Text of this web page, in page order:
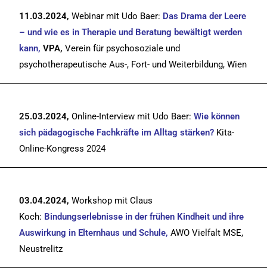
11.03.2024, Webinar mit Udo Baer: Das Drama der Leere
– und wie es in Therapie und Beratung bewältigt werden
kann,VPA,Verein für psychosoziale und
psychotherapeutische Aus-, Fort- und Weiterbildung, Wien
25.03.2024,Online-Interview mit Udo Baer:Wie können
sich pädagogische Fachkräfte im Alltag stärken? Kita-
Online-Kongress 2024
03.04.2024,Workshop mit Claus
Koch: Bindungserlebnisse in der frühen Kindheit und ihre
Auswirkung in Elternhaus und Schule,AWO Vielfalt MSE,
Neustrelitz